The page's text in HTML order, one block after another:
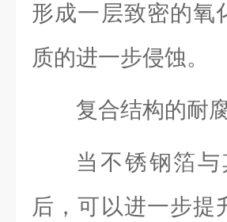
形成一层致密的氧
质的进一步侵蚀。
复合结构的耐
当不锈钢箔
后，可以进一步提